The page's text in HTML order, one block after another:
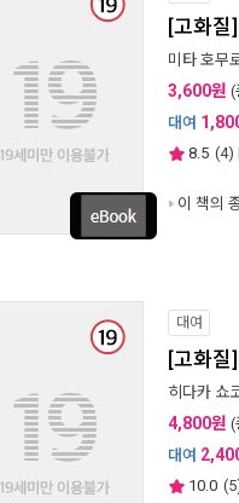
[고화질
미타 호무
3,600원 (
대여
8.5 (4)
이 책의
대여
[고화
히다카 쇼
4,800원 (
대여
10.0 (5